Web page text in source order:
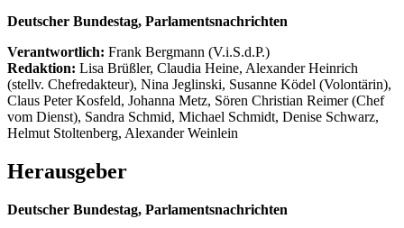
Deutscher Bundestag, Parlamentsnachrichten
Verantwortlich: Frank Bergmann (V.i.S.d.P.)
Redaktion: Lisa Brüßler, Claudia Heine, Alexander Heinrich
(stellv. Chefredakteur), Nina Jeglinski, Susanne Ködel (Volontärin),
Claus Peter Kosfeld, Johanna Metz, Sören Christian Reimer (Chef
vom Dienst), Sandra Schmid, Michael Schmidt, Denise Schwarz,
Helmut Stoltenberg, Alexander Weinlein
Herausgeber
Deutscher Bundestag, Parlamentsnachrichten